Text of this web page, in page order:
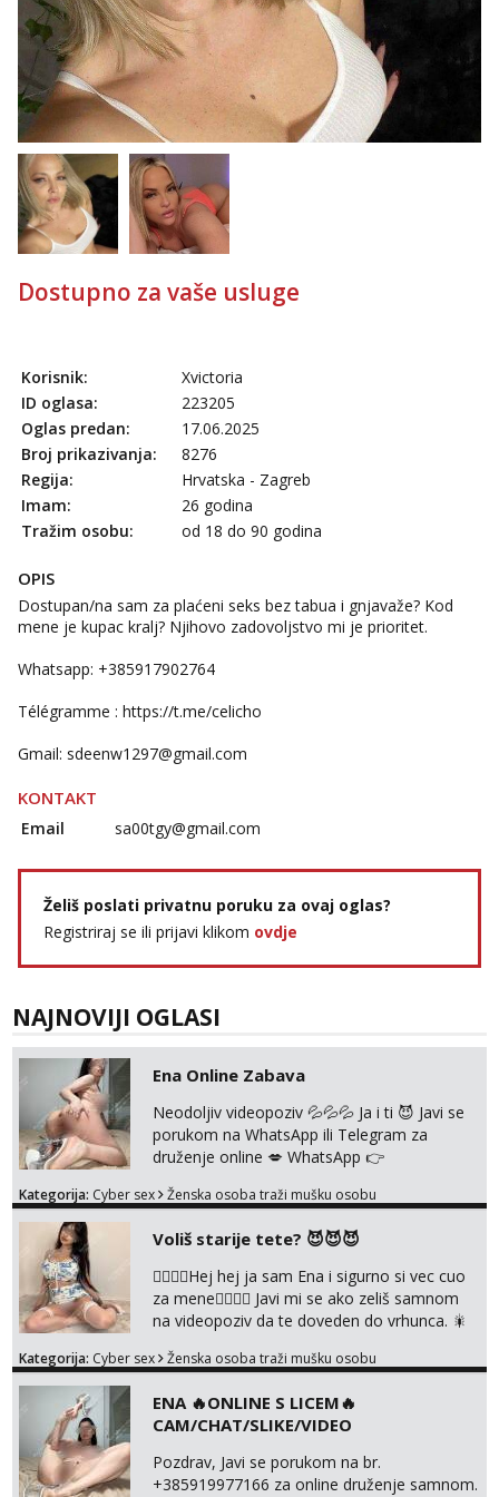
Dostupno za vaše usluge
Korisnik:
Xvictoria
ID oglasa:
223205
Oglas predan:
17.06.2025
Broj prikazivanja:
8276
Regija:
Hrvatska - Zagreb
Imam:
26 godina
Tražim osobu:
od 18 do 90 godina
OPIS
Dostupan/na sam za plaćeni seks bez tabua i gnjavaže? Kod
mene je kupac kralj? Njihovo zadovoljstvo mi je prioritet.
Whatsapp: +385917902764
Télégramme : https://t.me/celicho
Gmail: sdeenw1297@gmail.com
KONTAKT
Email sa00tgy@gmail.com
Želiš poslati privatnu poruku za ovaj oglas?
Registriraj se ili prijavi klikom ovdje
NAJNOVIJI OGLASI
Ena Online Zabava
Neodoljiv videopoziv 💦💦💦 Ja i ti 😈 Javi se
porukom na WhatsApp ili Telegram za
druženje online 💋 WhatsApp 👉
@enafriedrichkis NEE radimo sastnke uzivo
Kategorija: Cyber sex Ženska osoba traži mušku osobu
Voliš starije tete? 😈😈😈
❤️‍🔥❤️‍🔥Hej hej ja sam Ena i sigurno si vec cuo
za mene❤️‍🔥❤️‍🔥 Javi mi se ako zeliš samnom
na videopoziv da te doveden do vrhunca. 🎇
@enafriedrichkis Radim samo ONLINE I
Kategorija: Cyber sex Ženska osoba traži mušku osobu
ENA 🔥ONLINE S LICEM🔥
CAM/CHAT/SLIKE/VIDEO
Pozdrav, Javi se porukom na br.
+385919977166 za online druženje samnom.